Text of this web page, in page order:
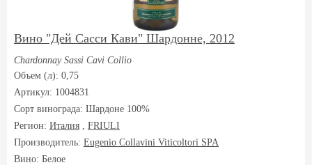
Вино "Дей Сасси Кави" Шардонне, 2012
Chardonnay Sassi Cavi Collio
Объем (л): 0,75
Артикул: 1004831
Сорт винограда: Шардоне 100%
Регион: Италия , FRIULI
Производитель: Eugenio Collavini Viticoltori SPA
Вино: Белое